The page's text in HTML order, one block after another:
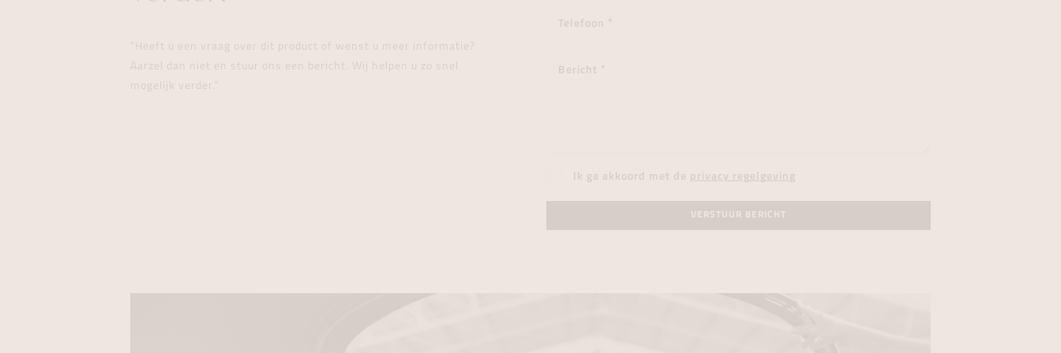
"Heeft u een vraag over dit product of wenst u meer informatie?
Aarzel dan niet en stuur ons een bericht. Wij helpen u zo snel
mogelijk verder."
Ik ga akkoord met de privacy regelgeving
VERSTUUR BERICHT